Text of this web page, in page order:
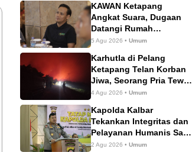
KAWAN Ketapang
Angkat Suara, Dugaan
Datangi Rumah
Wartawan Dinilai Tak
5 Agu 2026 •Umum
Karhutla di Pelang
Ketapang Telan Korban
Jiwa, Seorang Pria Tewas
Terbakar
4 Agu 2026 •Umum
Kapolda Kalbar
Tekankan Integritas dan
Pelayanan Humanis Saat
Tatap Muka dengan
2 Agu 2026 •Umum